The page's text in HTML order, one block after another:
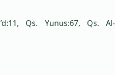
Qs. Yunus:67, Qs. Al-